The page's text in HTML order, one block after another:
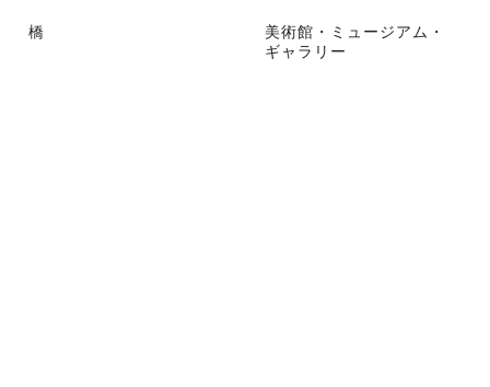
橋
美術館・ミュージアム・
ギャラリー